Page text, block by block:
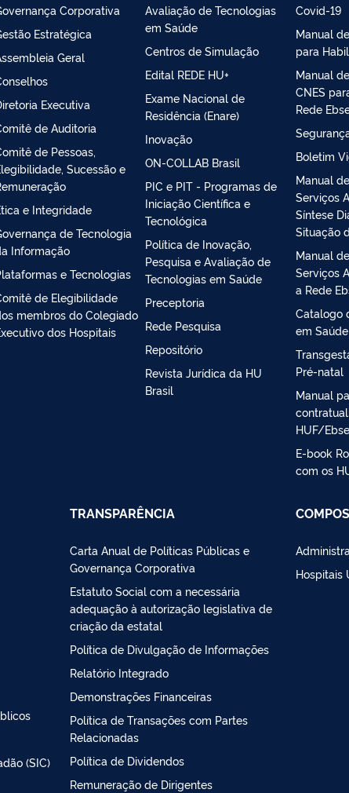
Corporativa
Estratégica
Geral
Executiva
de Auditoria
de Pessoas,
Sucessão e
e Integridade
de Tecnologia
Informação
e Tecnologias
de Elegibilidade
membros do Colegiado
dos Hospitais
Avaliação de Tecnologias
em Saúde
Centros de Simulação
Edital REDE HU+
Exame Nacional de
Residência (Enare)
Inovação
ON-COLLAB Brasil
PIC e PIT - Programas de
Iniciação Científica e
Tecnológica
Política de Inovação,
Pesquisa e Avaliação de
Tecnologias em Saúde
Preceptoria
Rede Pesquisa
Repositório
Revista Jurídica da HU
Brasil
Covid-19
Manual
para
Manual
CNES
Rede
Boletim
Manual
Serviços
Síntese
Situação
Manual
Serviços
a Rede
Catalogo
em
Pré-natal
Manual
HUF/
E-book
com os
(SIC)
TRANSPARÊNCIA
Carta Anual de Políticas Públicas e
Governança Corporativa
Estatuto Social com a necessária
adequação à autorização legislativa de
criação da estatal
Política de Divulgação de Informações
Relatório Integrado
Demonstrações Financeiras
Política de Transações com Partes
Relacionadas
Política de Dividendos
Remuneração de Dirigentes
Hospitais